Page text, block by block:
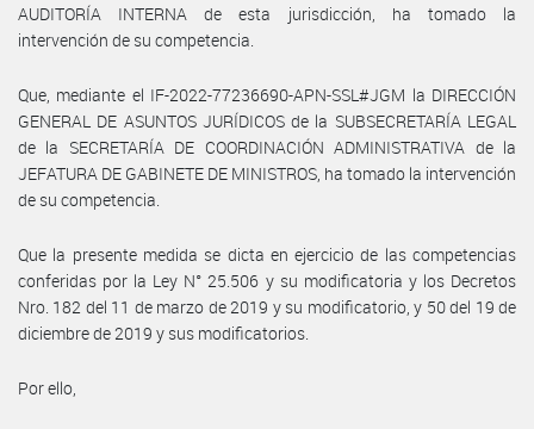
AUDITORÍA INTERNA de esta jurisdicción, ha tomado la
intervención de su competencia.
Que, mediante el IF-2022-77236690-APN-SSL#JGM la DIRECCIÓN
GENERAL DE ASUNTOS JURÍDICOS de la SUBSECRETARÍA LEGAL
de la SECRETARÍA DE COORDINACIÓN ADMINISTRATIVA de la
JEFATURA DE GABINETE DE MINISTROS, ha tomado la intervención
de su competencia.
Que la presente medida se dicta en ejercicio de las competencias
conferidas por la Ley N° 25.506 y su modificatoria y los Decretos
Nro. 182 del 11 de marzo de 2019 y su modificatorio, y 50 del 19 de
diciembre de 2019 y sus modificatorios.
Por ello,